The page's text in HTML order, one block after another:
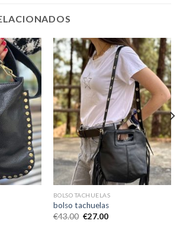
BOLSO TACHUELAS
bolso tachuelas
€43.00 €27.00